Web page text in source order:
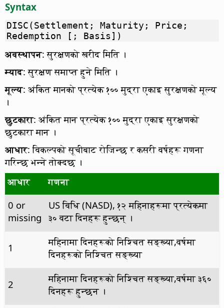
Syntax
DISC(Settlement; Maturity; Price;
Redemption [; Basis])
अवस्थापन: सुरक्षणको खरीद मिति ।
म्याद: सुरक्षण समाप्त हुने मिति ।
मूल्य: अंकित मानको प्रत्येक १०० मुद्रा एकाइ सुरक्षणको मूल्य
।
छुटकारा: अंकित मान प्रत्येक १०० मुद्रा एकाइ सुरक्षणको
छुटकारा मान ।
आधार: विकल्पको सूचीबाट रोजिन्छ र कसरी वर्षहरू गणना
गरिन्छ भन्ने तोक्दछ ।
आधार
गणना
0 or
missing
US विधि (NASD), १२ महिनाहरूमा प्रत्येकमा
३० वटा दिनहरू हुन्छन् ।
1
महिनामा दिनहरूको निश्चित सङ्ख्या,वर्षमा
दिनहरूको निश्चित सङ्ख्या
2
महिनामा दिनहरूको निश्चित सङ्ख्या,वर्षमा ३६०
दिनहरू हुन्छन ।